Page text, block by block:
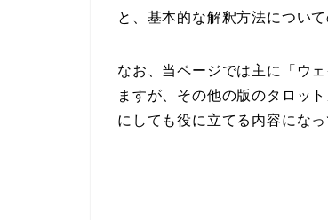
と、基本的な解釈方法につい
なお、当ページでは主に「ウ
ますが、その他の版のタロッ
にしても役に立てる内容になっ